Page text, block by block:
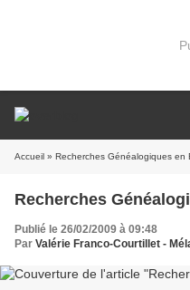
Accueil » Recherches Généalogiques en
Recherches
Publié le 26/02/2009 à 09:48
Par Valérie Franco-Courtillet -